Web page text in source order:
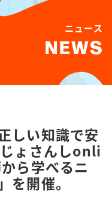
ニュース
NEWS
しい知識で安
ょさんしonli
ら学べるニ
を開催。